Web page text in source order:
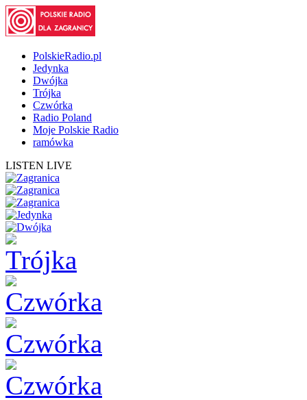
PolskieRadio.pl
Jedynka
Dwójka
Trójka
Czwórka
Radio Poland
Moje Polskie Radio
ramówka
LISTEN LIVE